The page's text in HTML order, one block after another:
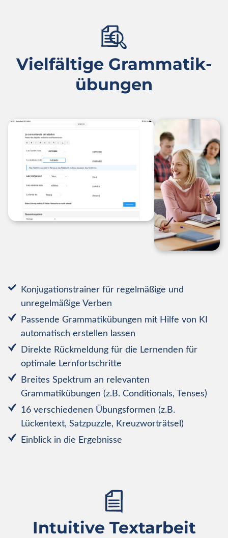
Vielfältige Grammatik­
übungen
Konjugationstrainer für regelmäßige und
unregelmäßige Verben
Passende Grammatikübungen mit Hilfe von KI
automatisch erstellen lassen
Direkte Rückmeldung für die Lernenden für
optimale Lernfortschritte
Breites Spektrum an relevanten
Grammatikübungen (z.B. Conditionals, Tenses)
16 verschiedenen Übungsformen (z.B.
Lückentext, Satzpuzzle, Kreuzworträtsel)
Einblick in die Ergebnisse
Intuitive Textarbeit